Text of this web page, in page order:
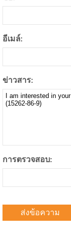
อีเมล์:
ข่าวสาร:
การตรวจสอบ: